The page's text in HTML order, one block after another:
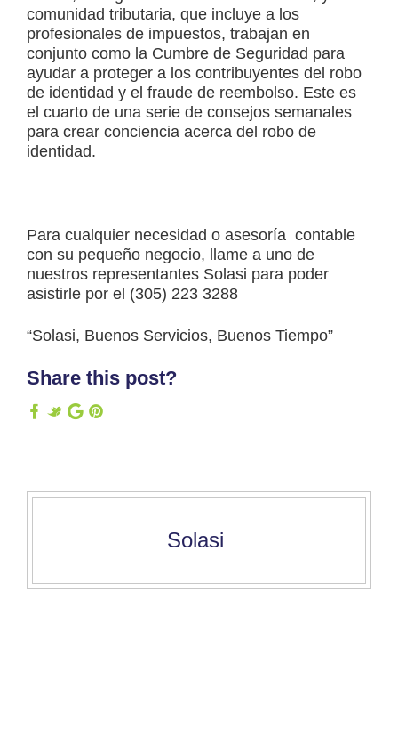
comunidad tributaria, que incluye a los
profesionales de impuestos, trabajan en
conjunto como la Cumbre de Seguridad para
ayudar a proteger a los contribuyentes del robo
de identidad y el fraude de reembolso. Este es
el cuarto de una serie de consejos semanales
para crear conciencia acerca del robo de
identidad.
Para cualquier necesidad o asesoría contable
con su pequeño negocio, llame a uno de
nuestros representantes Solasi para poder
asistirle por el (305) 223 3288
“Solasi, Buenos Servicios, Buenos Tiempo”
Share this post?
Solasi